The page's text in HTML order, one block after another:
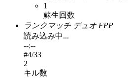
1
蘇生回数
ランクマッチ デュオ FPP
読み込み中...
--:--
#4/33
2
キル数